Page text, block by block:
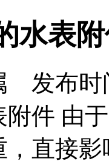
水表
发布时
附件 由
，直接